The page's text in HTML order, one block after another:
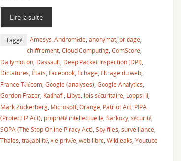
Lire la suite
Taggé Amesys Andromède anonymat bridage
chiffrement Cloud Computing ComScore
Dailymotion Dassault Deep Packet Inspection (DPI)
Dictatures États Facebook fichage filtrage du web
France Télécom Google (analyses) Google Analytics
Gordon Frazer Kadhafi Libye lois sécuritaire Loppsi II
Mark Zuckerberg Microsoft Orange Patriot Act PIPA
(Protect IP Act) propriété intellectuelle Sarkozy sécurité
SOPA (The Stop Online Piracy Act) Spy files surveillance
Thales traçabilité vie privée web libre Wikileaks Youtube